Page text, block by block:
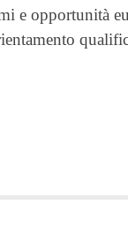
e opportunità